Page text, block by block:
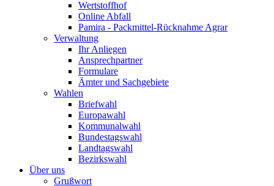
Wertstoffhof
Online Abfall
Pamira - Packmittel-Rücknahme Agrar
Verwaltung
Ihr Anliegen
Ansprechpartner
Formulare
Ämter und Sachgebiete
Wahlen
Briefwahl
Europawahl
Kommunalwahl
Bundestagswahl
Landtagswahl
Bezirkswahl
Über uns
Grußwort